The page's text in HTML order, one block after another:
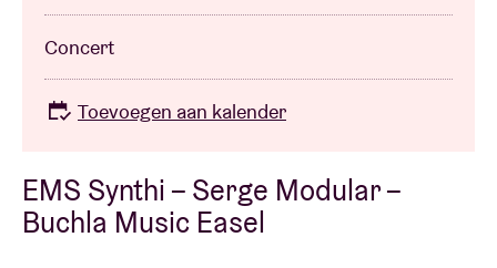
ABtv
Concertcheque
Contact
EMS Synthi – Serge Modular –
Buchla Music Easel
Concert
Toevoegen aan kalender